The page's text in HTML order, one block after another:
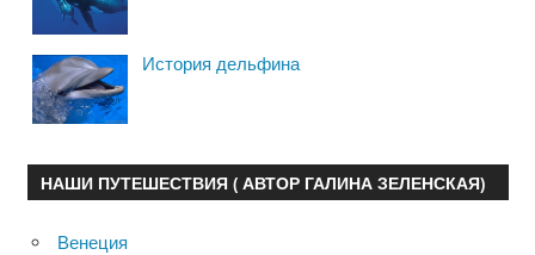
История дельфина
НАШИ ПУТЕШЕСТВИЯ ( АВТОР ГАЛИНА ЗЕЛЕНСКАЯ)
Венеция